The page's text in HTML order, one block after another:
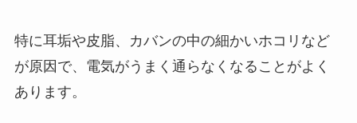
特に耳垢や皮脂、カバンの中の細かいホコリなど
が原因で、電気がうまく通らなくなることがよく
あります。